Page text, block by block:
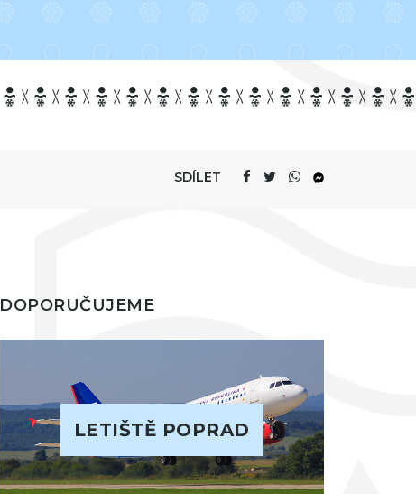
SDÍLET
DOPORUČUJEME
LETIŠTĚ POPRAD